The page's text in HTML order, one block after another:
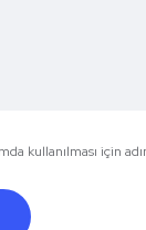
kullanılması için